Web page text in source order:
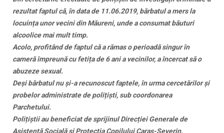
rezultat faptul că, în data de 11.06.2019, bărbatul a mers la
locuința unor vecini din Măureni, unde a consumat băuturi
alcoolice mai mult timp.
Acolo, profitând de faptul că a rămas o perioadă singur în
cameră împreună cu fetița de 6 ani a vecinilor, a încercat să o
abuzeze sexual.
Deși bărbatul nu și-a recunoscut faptele, în urma cercetărilor și
probelor administrate de polițiști, sub coordonarea
Parchetului.
Polițiștii au beneficiat de sprijinul Direcției Generale de
Asistență Socială și Protecția Copilului Caraș-Severin.